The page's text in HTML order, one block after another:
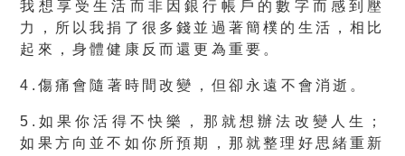
我想享受生活而非因銀行帳戶的數字而感到壓
力，所以我捐了很多錢並過著簡樸的生活，相比
起來，身體健康反而還更為重要。
4.傷痛會隨著時間改變，但卻永遠不會消逝。
5.如果你活得不快樂，那就想辦法改變人生；
如果方向並不如你所預期，那就整理好思緒重新